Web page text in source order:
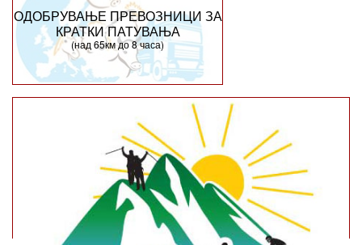
ОДОБРУВАЊЕ ПРЕВОЗНИЦИ ЗА
КРАТКИ ПАТУВАЊА
(над 65км до 8 часа)